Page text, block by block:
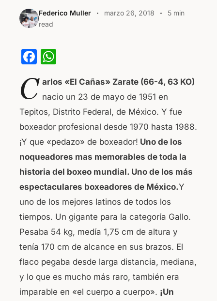
Federico Muller marzo 26, 2018
5 min
read
F
c
e
b
o
o
k
at
s
A
p
p
C arlos «El Cañas» Zarate (66-4, 63 KO)
nacio un 23 de mayo de 1951 en
Tepitos, Distrito Federal, de México. Y fue
boxeador profesional desde 1970 hasta 1988.
¡Y que «pedazo» de boxeador! Uno de los
noqueadores mas memorables de toda la
historia del boxeo mundial. Uno de los más
espectaculares boxeadores de México.Y
uno de los mejores latinos de todos los
tiempos. Un gigante para la categoría Gallo.
Pesaba 54 kg, medía 1,75 cm de altura y
tenía 170 cm de alcance en sus brazos. El
flaco pegaba desde larga distancia, mediana,
y lo que es mucho más raro, también era
imparable en «el cuerpo a cuerpo». ¡Un